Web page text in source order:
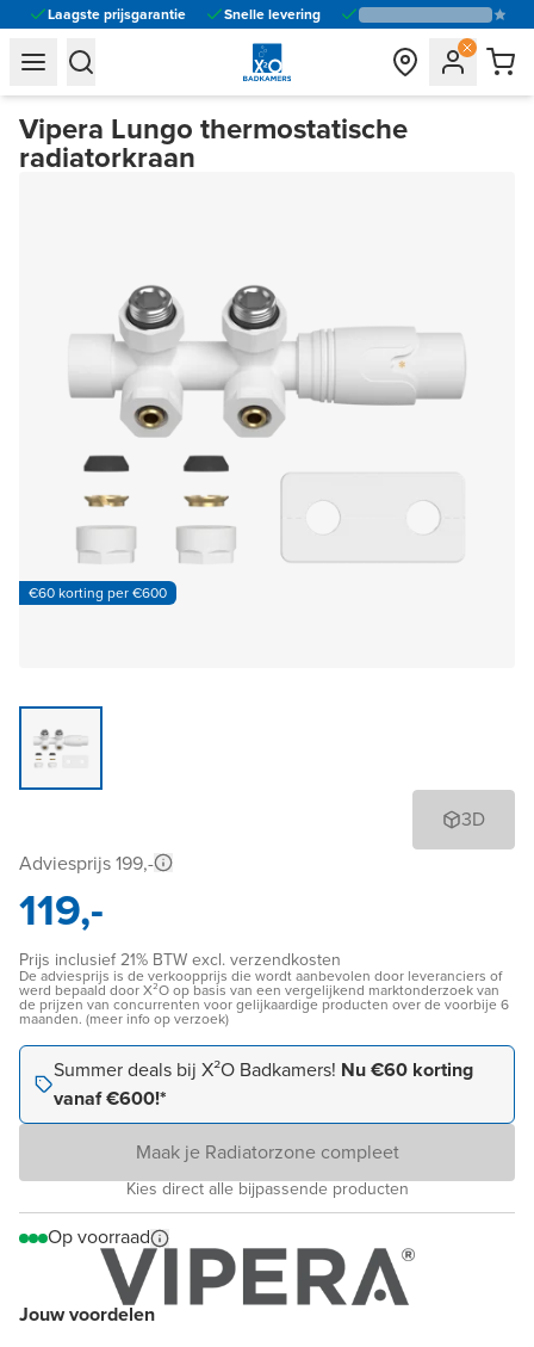
Laagste prijsgarantie Snelle levering
general.navigation.toggle_menu.label
general.navigation.toggle_menu.label
Vipera Lungo thermostatische
radiatorkraan
€60 korting per €600
3D
Jouw voordelen
Adviesprijs 199,-
119,-
Prijs inclusief 21% BTW excl. verzendkosten
De adviesprijs is de verkoopprijs die wordt aanbevolen door leveranciers of
werd bepaald door X²O op basis van een vergelijkend marktonderzoek van
de prijzen van concurrenten voor gelijkaardige producten over de voorbije 6
maanden. (meer info op verzoek)
Summer deals bij X²O Badkamers! Nu €60 korting
vanaf €600!*
Maak je Radiatorzone compleet
Kies direct alle bijpassende producten
Op voorraad